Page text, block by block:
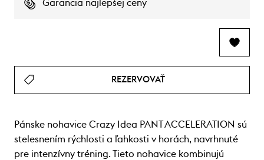
Garancia najlepšej ceny
REZERVOVAŤ
Pánske nohavice Crazy Idea PANT ACCELERATION sú
stelesnením rýchlosti a ľahkosti v horách, navrhnuté
pre intenzívny tréning. Tieto nohavice kombinujú